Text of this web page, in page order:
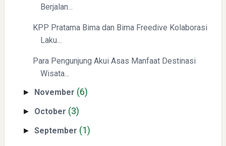
Yaqut Cholil Qoumas: Kisah Inspiratif di Balik Kasus Hukum
Berjalan...
KPP Pratama Bima dan Bima Freedive Kolaborasi
Laku...
Para Pengunjung Akui Asas Manfaat Destinasi
Wisata...
► November (6)
► October (3)
►September (1)